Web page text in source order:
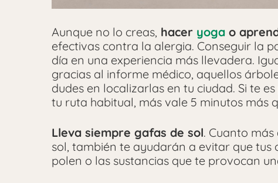
Aunque no lo creas, hacer yoga o
efectivas contra la alergia. Conseguir la
día en una experiencia más llevadera.
gracias al informe médico, aquellos
dudes en localizarlas en tu ciudad. Si te
tu ruta habitual, más vale 5 minutos más
Lleva siempre gafas de sol. Cuanto
sol, también te ayudarán a evitar que
polen o las sustancias que te provocan